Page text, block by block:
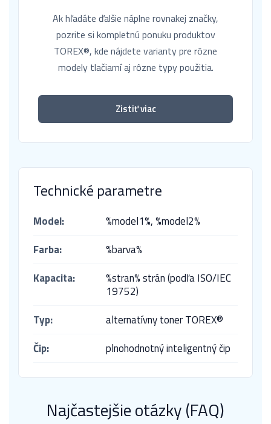
Ak hľadáte ďalšie náplne rovnakej značky,
pozrite si kompletnú ponuku produktov
TOREX®, kde nájdete varianty pre rôzne
modely tlačiarní aj rôzne typy použitia.
Zistiť viac
Technické parametre
Model: %model1%,%model2%
Farba:
%barva%
Kapacita:
%stran% strán (podľa ISO/IEC
19752)
Typ:
alternatívny toner TOREX®
Čip:
plnohodnotný inteligentný čip
Najčastejšie otázky (FAQ)